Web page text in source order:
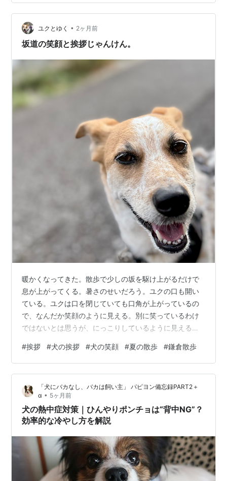
した💦 ちょっと進んでストップ。またちょっと進んでス
トップ。 しびれを切らして 抱っこして公園へ・・・ １
５分位で帰ってきました。 夏の散歩は なかなか難しいで
すね。 暑い時期の犬の散歩について調べてみた マルチー
ユクとゆく • 2ヶ月前
坂道の笑顔と挨拶じゃんけん。
暖かくなってきた。散歩で少しの坂を駆け上がるだけで
息が上がってくる。暑さのせいだろう。ユクの口も開い
ている。ユクは口を閉じていても口角が上がっているの
で、なんだか笑顔のように見える。別に笑っているわけ
ではないとは思うが、にっこりしているように見えるの
間に可愛がってもらえるからだ。 お散歩楽しいな！ 坂を
上がっている最中に、ユクがこちらを見上げる。笑顔で
こっちを見てくる。いや、ただ暑くて口が開いているだ
けなのだが、こちらからは笑顔に見えてしまう。「散歩
がとっても楽しいよ」とでも言っているように見える。
人間は犬の笑顔に弱いので、ついつい立ち止まって…
#挨拶 #犬の挨拶 #犬の笑顔 #夏の散歩 #鎌倉散歩
「犬にバカなし、バカは飼い主」 パピヨン備忘録PART2＋
α • 5ヶ月前
犬の熱中症対策｜ひんやりポンチョは“背中NG”？
効率的な冷やし方を解説